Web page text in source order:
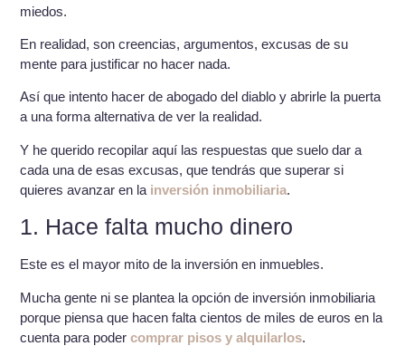
miedos.
En realidad, son creencias, argumentos, excusas de su
mente para justificar no hacer nada.
Así que intento hacer de abogado del diablo y abrirle la puerta
a una forma alternativa de ver la realidad.
Y he querido recopilar aquí las respuestas que suelo dar a
cada una de esas excusas, que tendrás que superar si
quieres avanzar en la inversión inmobiliaria.
1. Hace falta mucho dinero
Este es el mayor mito de la inversión en inmuebles.
Mucha gente ni se plantea la opción de inversión inmobiliaria
porque piensa que hacen falta cientos de miles de euros en la
cuenta para podercomprar pisos y alquilarlos.